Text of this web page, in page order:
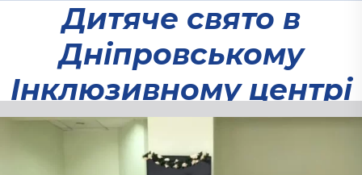
Дитяче свято в
Дніпровському
Інклюзивному центрі
«DNIPRO SENSORY
WORLD». (Відео)
в